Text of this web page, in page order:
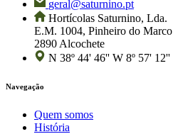
geral@saturnino.pt
Hortícolas Saturnino, Lda.
E.M. 1004, Pinheiro do Marco
2890 Alcochete
N 38º 44' 46'' W 8º 57' 12''
Navegação
Quem somos
História